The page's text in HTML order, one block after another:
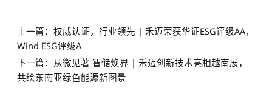
上一篇：权威认证，行业领先 | 禾迈荣获华证ESG评级AA，
Wind ESG评级A
下一篇：从微见著 智储焕界 | 禾迈创新技术亮相越南展，
共绘东南亚绿色能源新图景